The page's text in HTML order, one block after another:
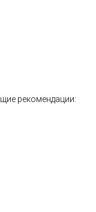
рекомендации: